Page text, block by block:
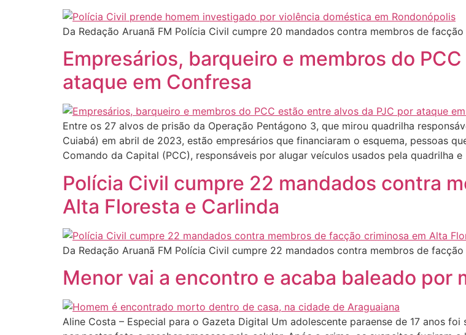
Da Redação Aruanã FM Polícia Civil cumpre 20 mandados contra membros de
Empresários, barqueiro e membros do
ataque em Confresa
Entre os 27 alvos de prisão da Operação Pentágono 3, que mirou quadrilha
Cuiabá) em abril de 2023, estão empresários que financiaram o esquema, pessoas
Comando da Capital (PCC), responsáveis por alugar veículos usados pela quadrilha
Polícia Civil cumpre 22 mandados contra
Alta Floresta e Carlinda
Da Redação Aruanã FM Polícia Civil cumpre 22 mandados contra membros de
Menor vai a encontro e acaba baleado por
Aline Costa – Especial para o Gazeta Digital Um adolescente paraense de 17 anos